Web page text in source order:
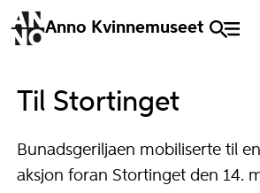
Anno Kvinnemuseet
Til Stortinget
Bunadsgeriljaen mobiliserte til
aksjon foran Stortinget den 14.